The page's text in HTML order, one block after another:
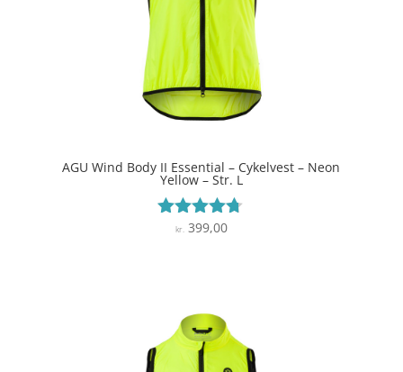
AGU Wind Body II Essential – Cykelvest – Neon
Yellow – Str. L
Vurderet
kr.399,00